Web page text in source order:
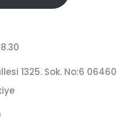
1325. Sok. No:6 06460